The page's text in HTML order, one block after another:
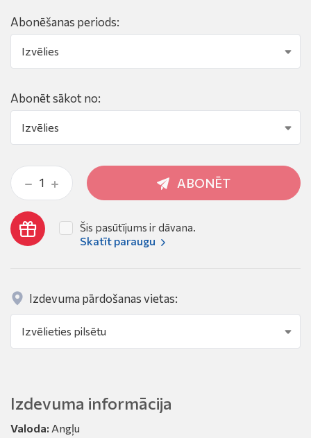
Abonēšanas periods:
Abonēt sākot no:
ABONĒT
Šis pasūtījums ir dāvana.
Skatīt paraugu
Izdevuma pārdošanas vietas:
Izdevuma informācija
Valoda: Angļu